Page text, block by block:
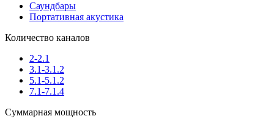
Саундбары
Портативная акустика
Количество каналов
2-2.1
3.1-3.1.2
5.1-5.1.2
7.1-7.1.4
Суммарная мощность